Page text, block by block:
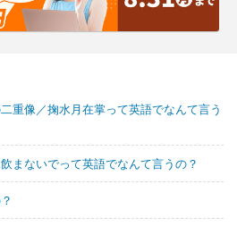
重像／掬水月在掌って英語でなんて言う
まないでって英語でなんて言うの？